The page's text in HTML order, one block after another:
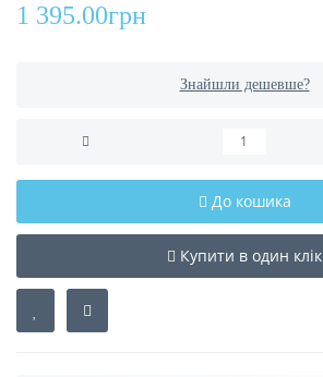
1 395.00грн
Знайшли дешевше?
До кошика
Купити в один клік